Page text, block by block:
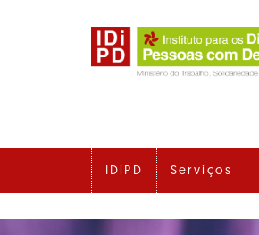
IDiPD Serviços